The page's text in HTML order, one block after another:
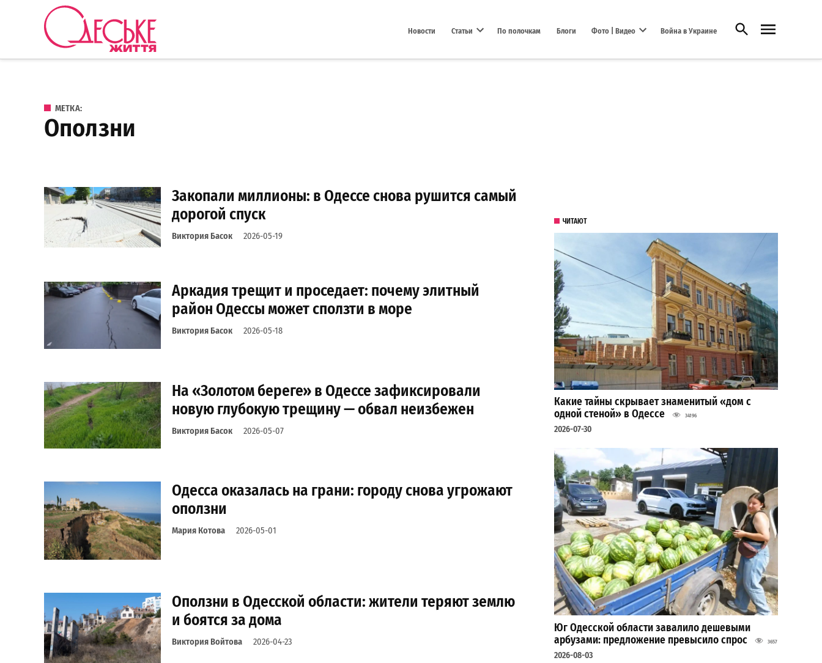
Перейти к содержанию
Новости Статьи По полочкам Блоги Фото | Видео Война в Украине Открыть поиск
МЕТКА:
оползни
Закопали миллионы: в Одессе снова рушится самый
дорогой спуск
Виктория Басок 2026-05-19
Аркадия трещит и проседает: почему элитный
район Одессы может сползти в море
Виктория Басок 2026-05-18
На «Золотом береге» в Одессе зафиксировали
новую глубокую трещину — обвал неизбежен
Виктория Басок 2026-05-07
Одесса оказалась на грани: городу снова угрожают
оползни
Мария Котова 2026-05-01
Оползни в Одесской области: жители теряют землю
и боятся за дома
Виктория Войтова 2026-04-23
ЧИТАЮТ
Какие тайны скрывает знаменитый «дом с
одной стеной» в Одессе
34196
2026-07-30
Юг Одесской области завалило дешевыми
арбузами: предложение превысило спрос
3657
2026-08-03